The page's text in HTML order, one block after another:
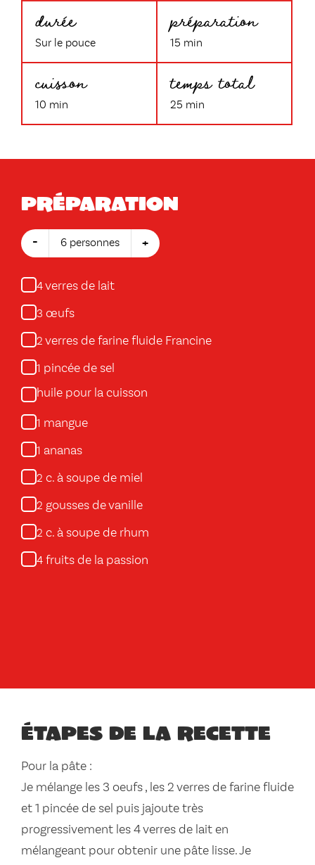
durée
Sur le pouce
préparation
15 min
cuisson
10 min
temps total
25 min
Préparation
- 6 personnes +
4verres de lait
3 œufs
2 verres de farine fluide Francine
1 pincée de sel
huile pour la cuisson
1 mangue
1 ananas
2 c. à soupe de miel
2 gousses de vanille
2 c. à soupe de rhum
4 fruits de la passion
Étapes de la recette
Pour la pâte :
Je mélange les 3 oeufs , les 2 verres de farine fluide
et 1 pincée de sel puis jajoute très
progressivement les 4 verres de lait en
mélangeant pour obtenir une pâte lisse. Je